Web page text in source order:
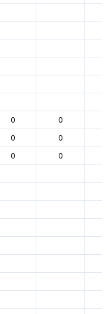
0 0
0 0
0 0